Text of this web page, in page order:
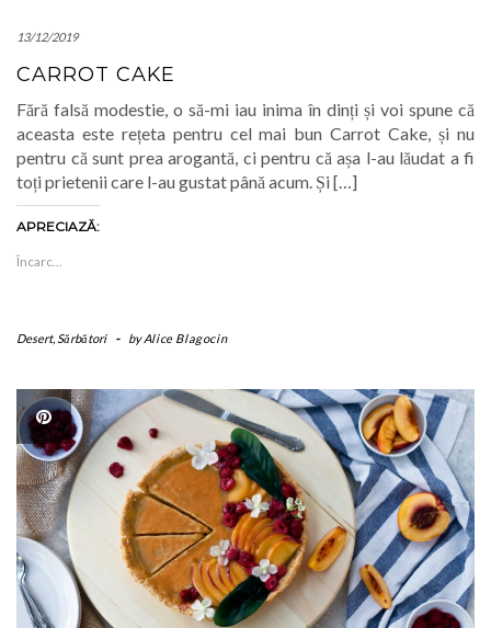
13/12/2019
CARROT CAKE
Fără falsă modestie, o să-mi iau inima în dinți și voi spune că
aceasta este rețeta pentru cel mai bun Carrot Cake, și nu
pentru că sunt prea arogantă, ci pentru că așa l-au lăudat a fi
toți prietenii care l-au gustat până acum. Și […]
APRECIAZĂ:
Încarc...
Desert,Sărbători - byAlice Blagocin